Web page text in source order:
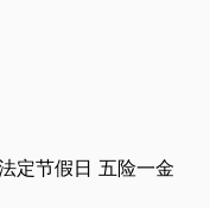
定节假日 五险一金